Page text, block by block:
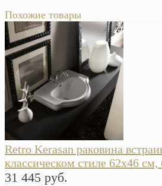
Похожие товары
Retro Kerasan раковина
классическом стиле 62х46 см,
31 445 руб.